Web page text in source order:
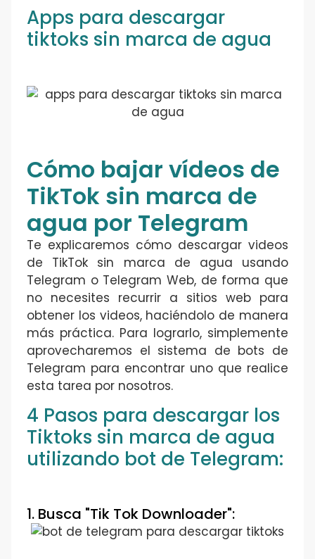
Apps para descargar
tiktoks sin marca de agua
Cómo bajar vídeos de
TikTok sin marca de
agua por Telegram
Te explicaremos cómo descargar videos
de TikTok sin marca de agua usando
Telegram o Telegram Web, de forma que
no necesites recurrir a sitios web para
obtener los videos, haciéndolo de manera
más práctica. Para lograrlo, simplemente
aprovecharemos el sistema de bots de
Telegram para encontrar uno que realice
esta tarea por nosotros.
4 Pasos para descargar los
Tiktoks sin marca de agua
utilizando bot de Telegram:
1. Busca "Tik Tok Downloader":